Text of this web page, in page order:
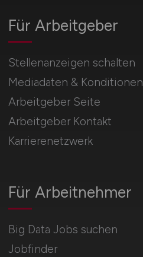
Für Arbeitnehmer
Big Data Jobs suchen
Jobfinder
Für Arbeitgeber
Stellenanzeigen schalten
Mediadaten & Konditionen
Arbeitgeber Seite
Arbeitgeber Kontakt
Karrierenetzwerk